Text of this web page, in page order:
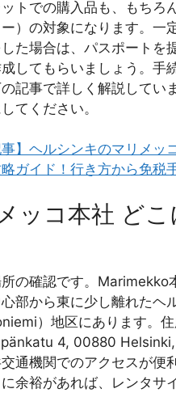
トでの購入品も、もちろ
）の対象になります。一
た場合は、パスポートを
してもらいましょう。手
記事で詳しく解説してい
てください。
事】ヘルシンキのマリメッ
略ガイド！行き方から免税
ッコ本社 どこ
の確認です。Marimekko
部から東に少し離れたヘ
）地区にあります。
4, 00880
通機関でのアクセスが便
余裕があれば、レンタサ